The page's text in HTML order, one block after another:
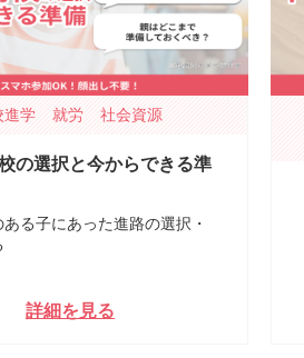
進学 就労 社会資源
の選択と今からできる準
る子にあった進路の選択・
詳細を見る